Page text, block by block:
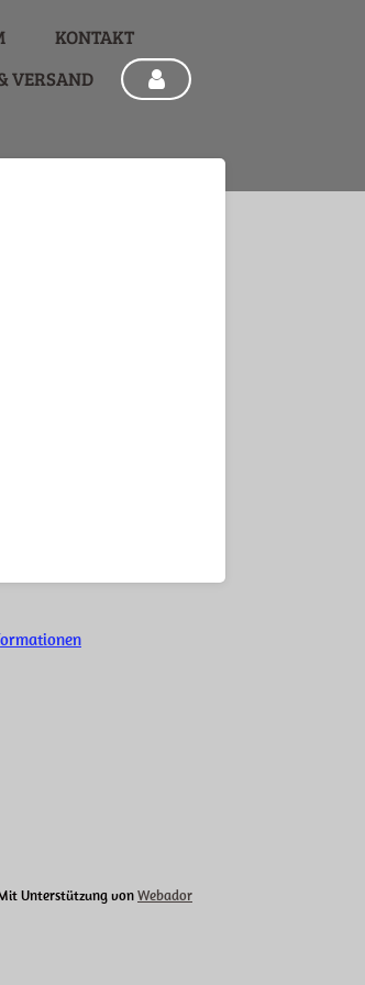
KONTAKT
VERSAND
Unterstützung vonWebador